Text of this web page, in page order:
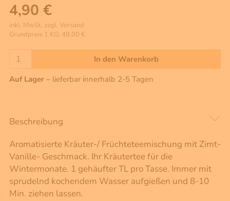
4,90 €
inkl. MwSt, zzgl. Versand
Grundpreis 1 KG: 49,00 €
In den Warenkorb
Auf Lager – lieferbar innerhalb 2-5 Tagen
Beschreibung
Aromatisierte Kräuter-/ Früchteteemischung mit Zimt-
Vanille- Geschmack. Ihr Kräutertee für die
Wintermonate. 1 gehäufter TL pro Tasse. Immer mit
sprudelnd kochendem Wasser aufgießen und 8-10
Min. ziehen lassen.